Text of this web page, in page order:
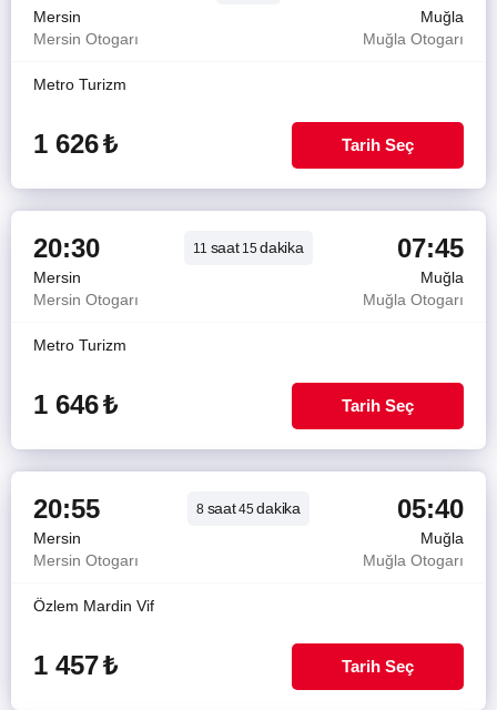
Mersin
Muğla
Mersin Otogarı
Muğla Otogarı
Metro Turizm
1 626₺ Tarih Seç
20:30 11 saat15dakika 07:45
Mersin
Muğla
Mersin Otogarı
Muğla Otogarı
Metro Turizm
1 646₺ Tarih Seç
20:55 8 saat45dakika 05:40
Mersin
Muğla
Mersin Otogarı
Muğla Otogarı
Özlem Mardin Vif
1 457₺ Tarih Seç